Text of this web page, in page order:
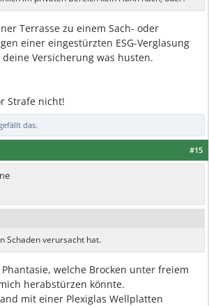
Terrasse zu einem Sach- oder
einer eingestürzten ESG-Verglasung
Versicherung was husten.
Strafe nicht!
das.
#15
Schaden verursacht hat.
welche Brocken unter freiem
herabstürzen könnte.
mit einer Plexiglas Wellplatten